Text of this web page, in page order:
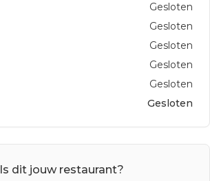
Gesloten
Gesloten
Gesloten
Gesloten
Gesloten
Gesloten
Is dit jouw restaurant?